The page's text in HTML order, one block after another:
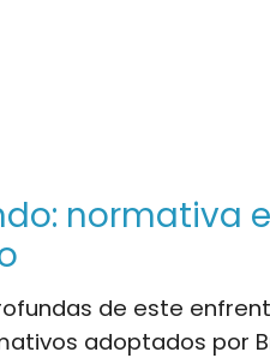
normativa
de este
adoptados por